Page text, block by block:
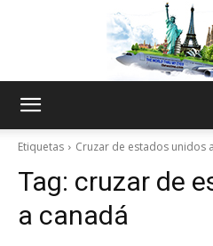
Etiquetas Cruzar de estados unidos
Tag: cruzar de
a canadá